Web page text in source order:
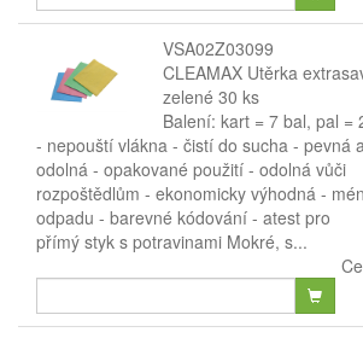
VSA02Z03099
CLEAMAX Utěrka
zelené 30 ks
Balení: kart = 7 bal, pal =
​​- nepouští vlákna - čistí do sucha - pevná
odolná - opakované použití - odolná vůči
rozpoštědlům - ekonomicky výhodná -
odpadu - barevné kódování - atest pro
přímý styk s potravinami Mokré, s...